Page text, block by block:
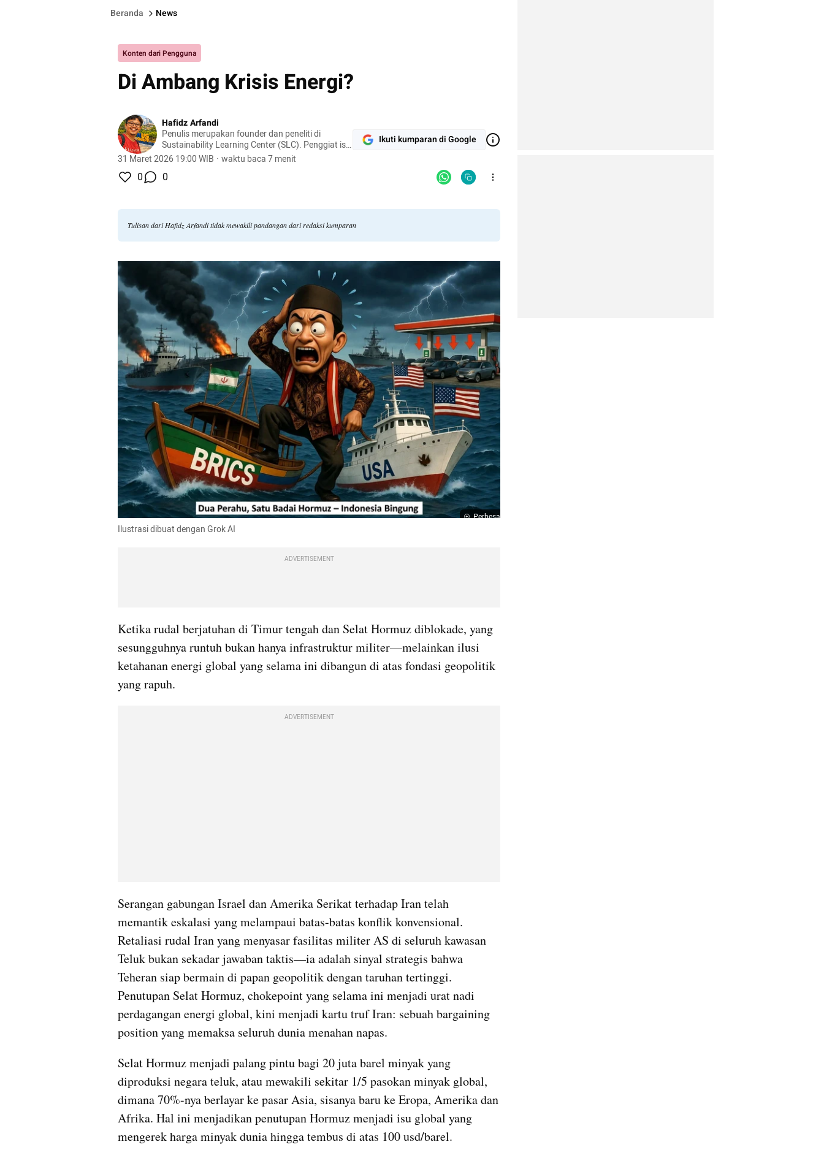
Beranda News
Konten dari Pengguna
Di Ambang Krisis Energi?
Hafidz Arfandi
Penulis merupakan founder dan peneliti di
Sustainability Learning Center (SLC). Penggiat isu
demokrasi, kewargaan, dan perubahan iklim
31 Maret 2026 19:00 WIB · waktu baca 7 menit
Ikuti kumparan di Google
0 0
Tulisan dari Hafidz Arfandi tidak mewakili pandangan dari redaksi kumparan
Perbesar
Ilustrasi dibuat dengan Grok AI
ADVERTISEMENT
Ketika rudal berjatuhan di Timur tengah dan Selat Hormuz diblokade, yang
sesungguhnya runtuh bukan hanya infrastruktur militer—melainkan ilusi
ketahanan energi global yang selama ini dibangun di atas fondasi geopolitik
yang rapuh.
ADVERTISEMENT
Serangan gabungan Israel dan Amerika Serikat terhadap Iran telah
memantik eskalasi yang melampaui batas-batas konflik konvensional.
Retaliasi rudal Iran yang menyasar fasilitas militer AS di seluruh kawasan
Teluk bukan sekadar jawaban taktis—ia adalah sinyal strategis bahwa
Teheran siap bermain di papan geopolitik dengan taruhan tertinggi.
Penutupan Selat Hormuz, chokepoint yang selama ini menjadi urat nadi
perdagangan energi global, kini menjadi kartu truf Iran: sebuah bargaining
position yang memaksa seluruh dunia menahan napas.
Selat Hormuz menjadi palang pintu bagi 20 juta barel minyak yang
diproduksi negara teluk, atau mewakili sekitar 1/5 pasokan minyak global,
dimana 70%-nya berlayar ke pasar Asia, sisanya baru ke Eropa, Amerika dan
Afrika. Hal ini menjadikan penutupan Hormuz menjadi isu global yang
mengerek harga minyak dunia hingga tembus di atas 100 usd/barel.